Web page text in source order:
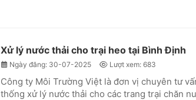
Xử lý nước thải cho trại heo tại Bình Định
Ngày đăng: 30-07-2025 Lượt xem: 683
Công ty Môi Trường Việt là đơn vị chuyên tư
thống xử lý nước thải cho các trang trại chăn